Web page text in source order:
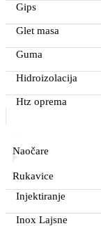
Gips
Glet masa
Guma
Hidroizolacija
Htz oprema
Naočare
Rukavice
Injektiranje
Inox Lajsne